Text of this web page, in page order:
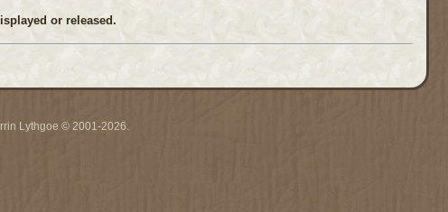
or released.
Lythgoe © 2001-2026.